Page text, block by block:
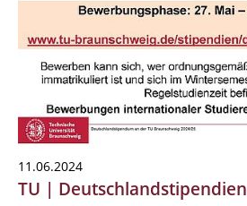
11.06.2024
TU | Deutschlandstipendien